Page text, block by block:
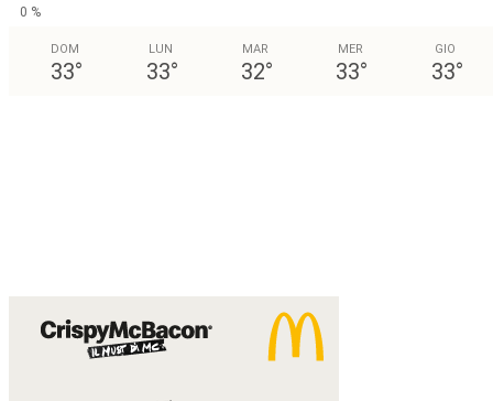
0 %
DOM
33°
LUN
33°
MAR
32°
MER
33°
GIO
33°